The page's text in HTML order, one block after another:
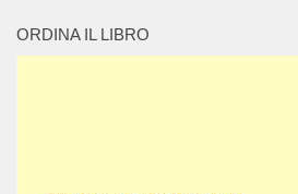
ORDINA IL LIBRO